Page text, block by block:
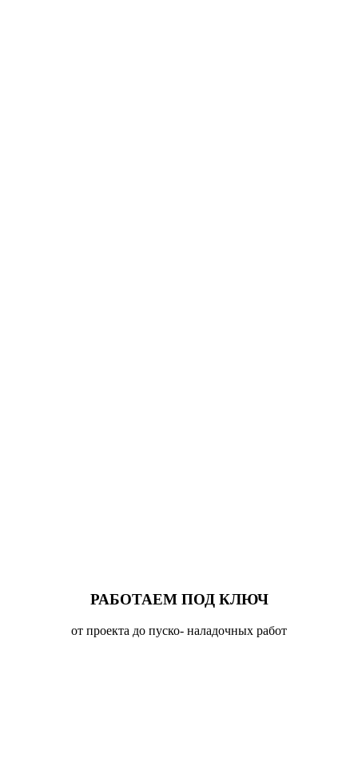
РАБОТАЕМ ПОД КЛЮЧ
от проекта до пуско- наладочных работ